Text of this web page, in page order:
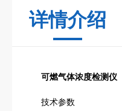
详情介绍
可燃气体浓度检测仪
技术参数